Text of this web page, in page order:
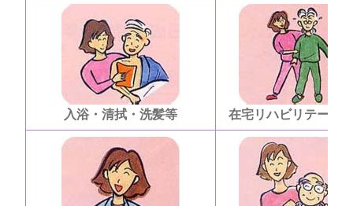
入浴・清拭・洗髪等 在宅リハビリテーシ